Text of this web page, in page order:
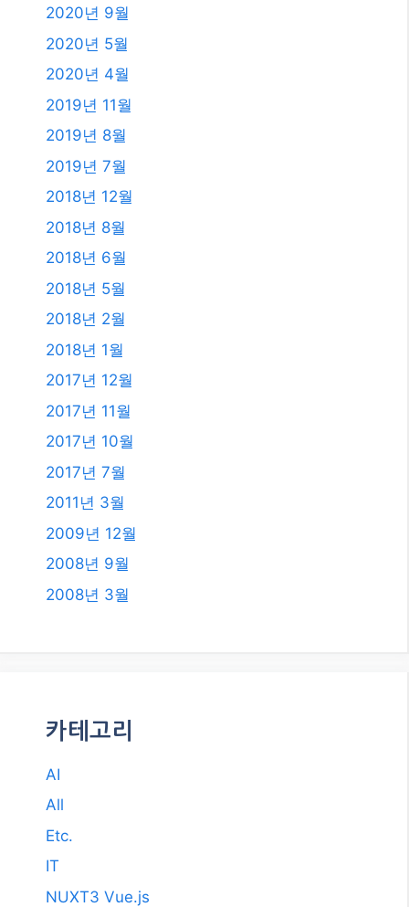
2020년 9월
2020년 5월
2020년 4월
2019년 11월
2019년 8월
2019년 7월
2018년 12월
2018년 8월
2018년 6월
2018년 5월
2018년 2월
2018년 1월
2017년 12월
2017년 11월
2017년 10월
2017년 7월
2011년 3월
2009년 12월
2008년 9월
2008년 3월
카테고리
AI
All
Etc.
IT
NUXT3 Vue.js